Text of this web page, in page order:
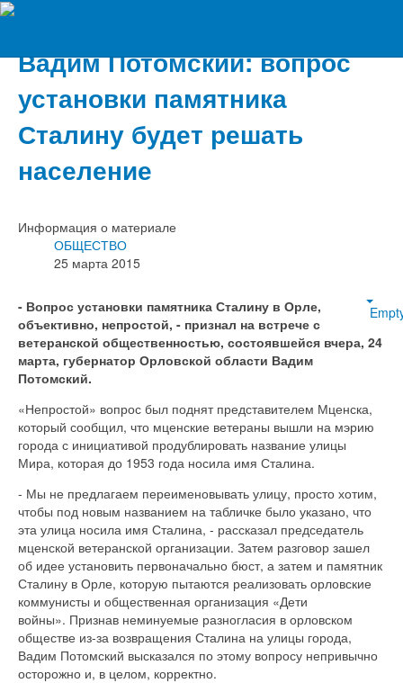
Вадим Потомский: вопрос
установки памятника
Сталину будет решать
население
Информация о материале
ОБЩЕСТВО
25 марта 2015
- Вопрос установки памятника Сталину в Орле,
объективно, непростой, - признал на встрече с
ветеранской общественностью, состоявшейся вчера, 24
марта, губернатор Орловской области Вадим
Потомский.
«Непростой» вопрос был поднят представителем Мценска,
который сообщил, что мценские ветераны вышли на мэрию
города с инициативой продублировать название улицы
Мира, которая до 1953 года носила имя Сталина.
- Мы не предлагаем переименовывать улицу, просто хотим,
чтобы под новым названием на табличке было указано, что
эта улица носила имя Сталина, - рассказал председатель
мценской ветеранской организации. Затем разговор зашел
об идее установить первоначально бюст, а затем и памятник
Сталину в Орле, которую пытаются реализовать орловские
коммунисты и общественная организация «Дети
войны». Признав неминуемые разногласия в орловском
обществе из-за возвращения Сталина на улицы города,
Вадим Потомский высказался по этому вопросу непривычно
осторожно и, в целом, корректно.